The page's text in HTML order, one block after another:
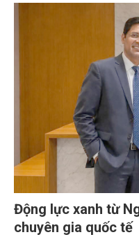
Động lực xanh từ
chuyên gia quốc tế